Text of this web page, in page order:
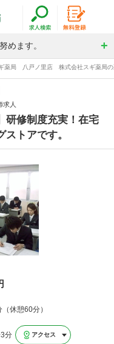
めます。
薬局 八戸ノ里店 株式会社スギ薬局の
求人
研修制度充実！在宅
トアです。
休憩60分）
分 アクセス